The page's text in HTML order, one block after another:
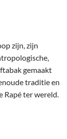
zijn, zijn
gemaakt
traditie en
Rapé ter wereld.